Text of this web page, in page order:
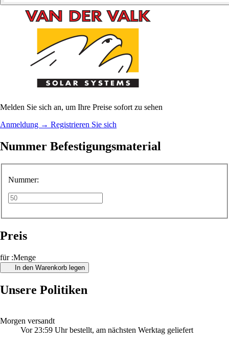
Melden Sie sich an, um Ihre Preise sofort zu sehen
Anmeldung → Registrieren Sie sich
Nummer Befestigungsmaterial
Nummer:
Preis
für :Menge
In den Warenkorb legen
Unsere Politiken
Morgen versandt
Vor 23:59 Uhr bestellt, am nächsten Werktag geliefert